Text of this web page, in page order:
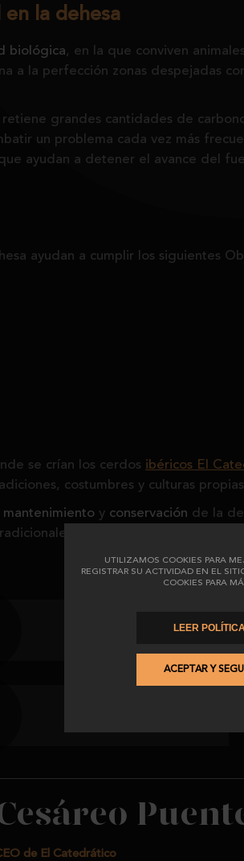
UTILIZAMOS COOKIES PARA
REGISTRAR SU ACTIVIDAD EN EL
COOKIES PARA
ACEPTAR Y
la dehesa
biológica, en la que conviven
a la perfección zonas despejadas
grandes cantidades de
un problema cada vez más
ayudan a detener el avance del
ayudan a cumplir los siguientes
se crían los cerdos ibéricos El
costumbres y culturas
mantenimiento y conservación de la
y evitando el abandono de
de El Catedrático
LEER